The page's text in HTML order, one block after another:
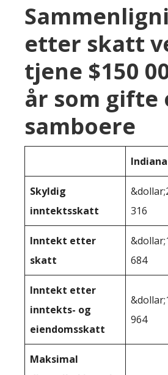
etter skatt
tjene $150
år som gifte
samboere
Indiana
Skyldig
inntektsskatt
316
Inntekt etter
skatt
684
Inntekt etter
inntekts- og
eiendomsskatt
964
Maksimal